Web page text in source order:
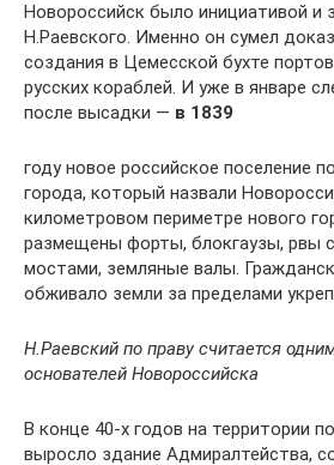
Новороссийск было инициативой и
Н.Раевского. Именно он сумел
создания в Цемесской бухте
русских кораблей. И уже в январе
после высадки — в 1839
году новое российское поселение
города, который назвали
километровом периметре нового
размещены форты, блокгаузы, рвы
мостами, земляные валы.
обживало земли за пределами
Н.Раевский по праву считается
основателей Новороссийска
В конце 40-х годов на территории
выросло здание Адмиралтейства,